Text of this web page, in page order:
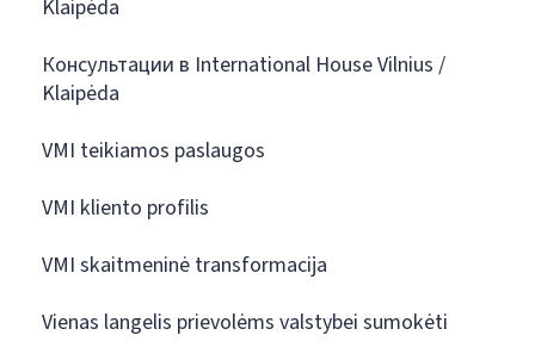
Klaipėda
Консультации в International House Vilnius /
Klaipėda
VMI teikiamos paslaugos
VMI kliento profilis
VMI skaitmeninė transformacija
Vienas langelis prievolėms valstybei sumokėti